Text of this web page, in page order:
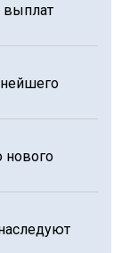
выплат
нового